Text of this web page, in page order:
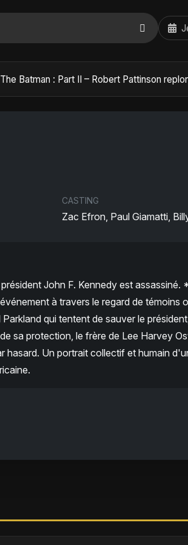
CASTING
Zac Efron, Paul Giamatti,
John F. Kennedy est assassiné.
à travers le regard de témoins
qui tentent de sauver le
sa protection, le frère de Lee Harvey
hasard. Un portrait collectif et humain